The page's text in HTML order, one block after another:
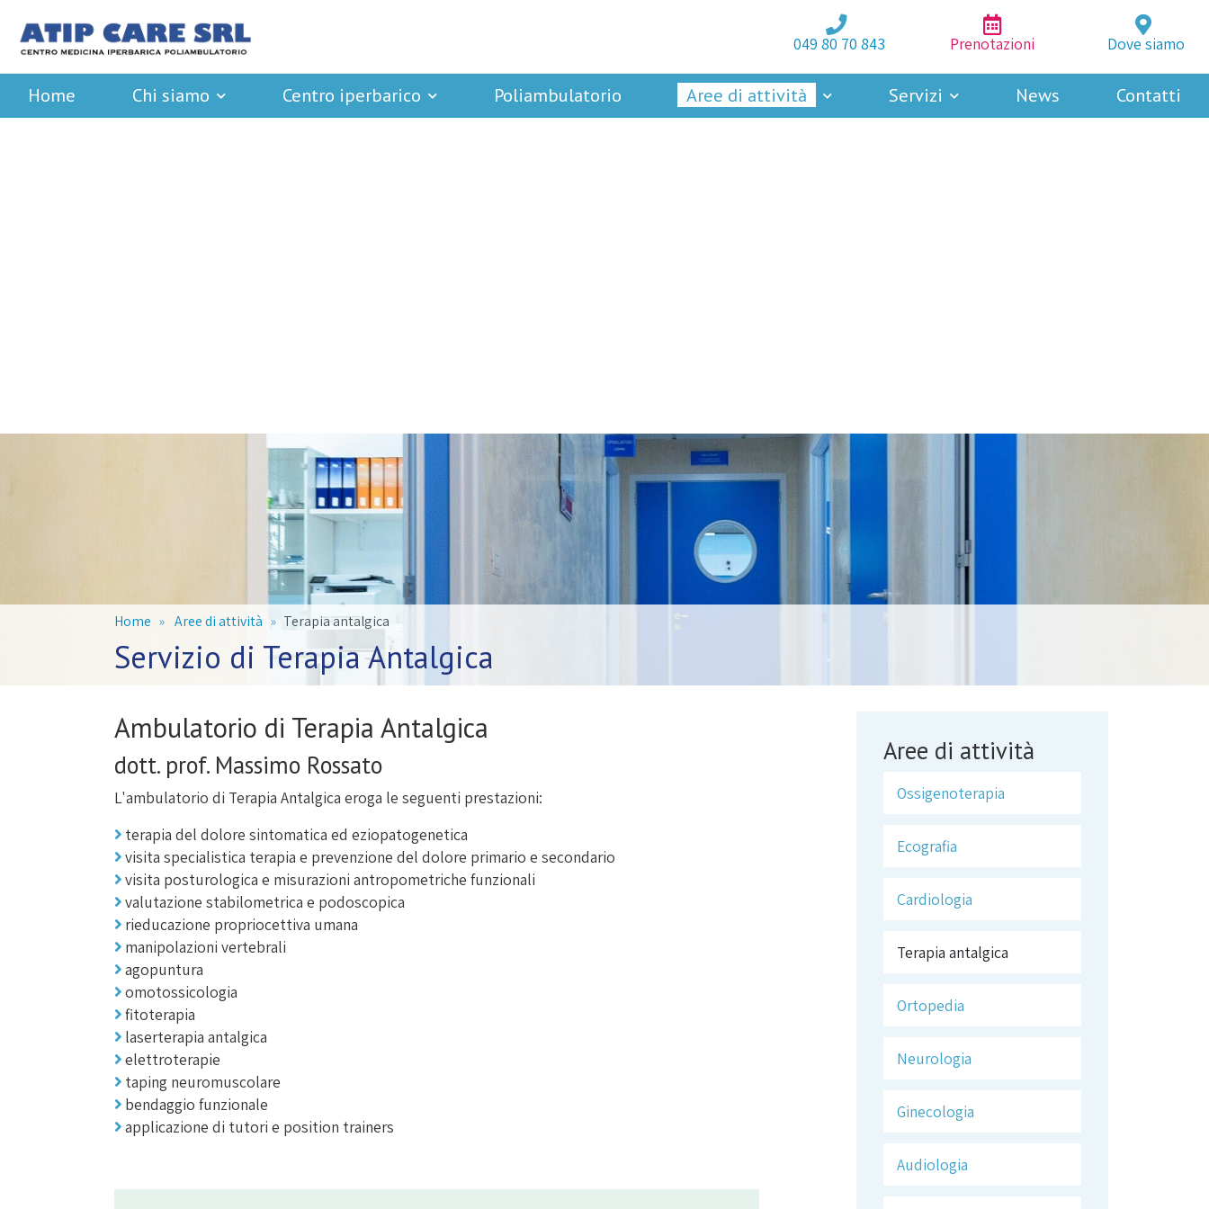
049 80 70 843 Prenotazioni Dove siamo
Home Chi siamo Centro iperbarico Poliambulatorio Aree di attività Servizi News Contatti
Home Aree di attività Terapia antalgica
Servizio di Terapia Antalgica
Ambulatorio di Terapia Antalgica
dott. prof. Massimo Rossato
L'ambulatorio di Terapia Antalgica eroga le seguenti prestazioni:
terapia del dolore sintomatica ed eziopatogenetica
visita specialistica terapia e prevenzione del dolore primario e secondario
visita posturologica e misurazioni antropometriche funzionali
valutazione stabilometrica e podoscopica
rieducazione propriocettiva umana
manipolazioni vertebrali
agopuntura
omotossicologia
fitoterapia
laserterapia antalgica
elettroterapie
taping neuromuscolare
bendaggio funzionale
applicazione di tutori e position trainers
Aree di attività
Ossigenoterapia
Ecografia
Cardiologia
Terapia antalgica
Ortopedia
Neurologia
Ginecologia
Audiologia